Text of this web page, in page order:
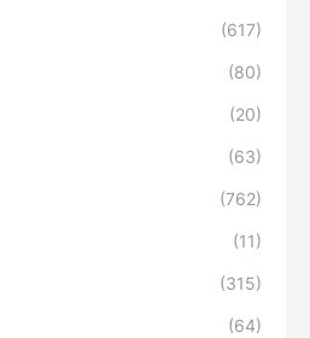
(617)
(80)
(20)
(63)
(762)
(11)
(315)
(64)